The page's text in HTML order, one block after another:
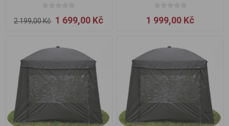
2 199,00 Kč 1 699,00 Kč 1 999,00 Kč